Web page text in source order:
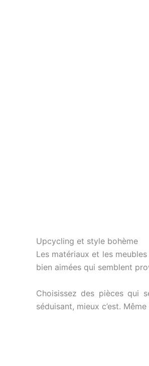
Upcycling et style bohème
Les matériaux et les
bien aimées qui semblent
Choisissez des pièces qui
séduisant, mieux c’est.